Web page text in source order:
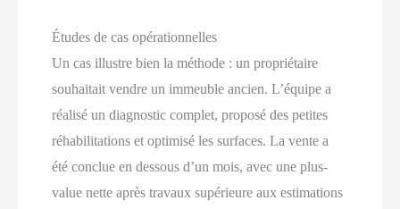
Études de cas opérationnelles
Un cas illustre bien la méthode : un propriétaire
souhaitait vendre un immeuble ancien. L’équipe a
réalisé un diagnostic complet, proposé des petites
réhabilitations et optimisé les surfaces. La vente a
été conclue en dessous d’un mois, avec une plus-
value nette après travaux supérieure aux estimations